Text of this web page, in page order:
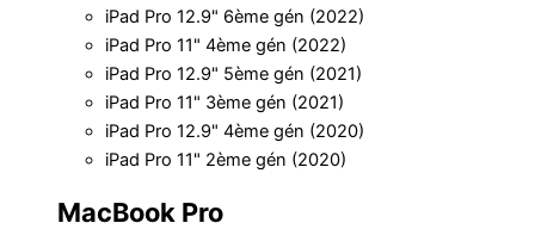
iPad Pro 12.9" 6ème gén (2022)
iPad Pro 11" 4ème gén (2022)
iPad Pro 12.9" 5ème gén (2021)
iPad Pro 11" 3ème gén (2021)
iPad Pro 12.9" 4ème gén (2020)
iPad Pro 11" 2ème gén (2020)
MacBook Pro